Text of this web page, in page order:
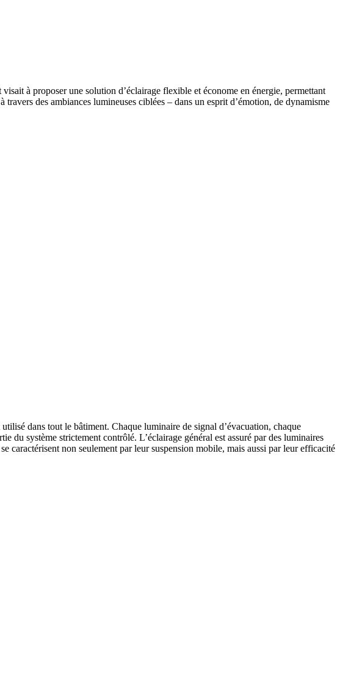
à proposer une solution d’éclairage flexible et économe en énergie, permettant
des ambiances lumineuses ciblées – dans un esprit d’émotion, de dynamisme
dans tout le bâtiment. Chaque luminaire de signal d’évacuation, chaque
du système strictement contrôlé. L’éclairage général est assuré par des luminaires
non seulement par leur suspension mobile, mais aussi par leur efficacité